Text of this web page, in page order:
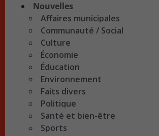
Nouvelles
Affaires municipales
Communauté / Social
Culture
Économie
Éducation
Environnement
Faits divers
Politique
Santé et bien-être
Sports